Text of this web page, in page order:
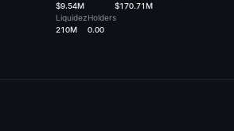
$9.54M
$170.71M
Liquidez
210M
Holders
0.00